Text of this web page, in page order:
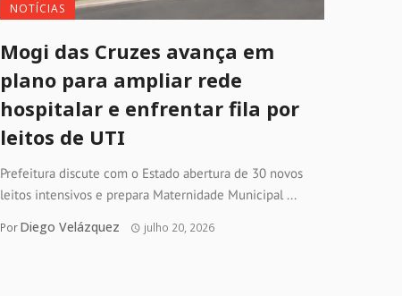
NOTÍCIAS
Mogi das Cruzes avança em
plano para ampliar rede
hospitalar e enfrentar fila por
leitos de UTI
Prefeitura discute com o Estado abertura de 30 novos
leitos intensivos e prepara Maternidade Municipal ...
PorDiego Velázquez julho 20, 2026